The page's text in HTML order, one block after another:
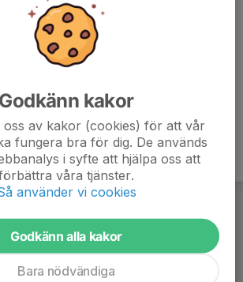
Godkänn kakor
oss av kakor (cookies) för att vår
fungera bra för dig. De används
i syfte att hjälpa oss att
våra tjänster.
använder vi cookies
Godkänn alla kakor
Bara nödvändiga